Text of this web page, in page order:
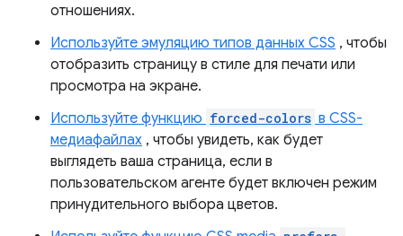
отношениях.
Используйте эмуляцию типов данных CSS , чтобы
отобразить страницу в стиле для печати или
просмотра на экране.
Используйте функцию forced-colors в CSS-
медиафайлах , чтобы увидеть, как будет
выглядеть ваша страница, если в
пользовательском агенте будет включен режим
принудительного выбора цветов.